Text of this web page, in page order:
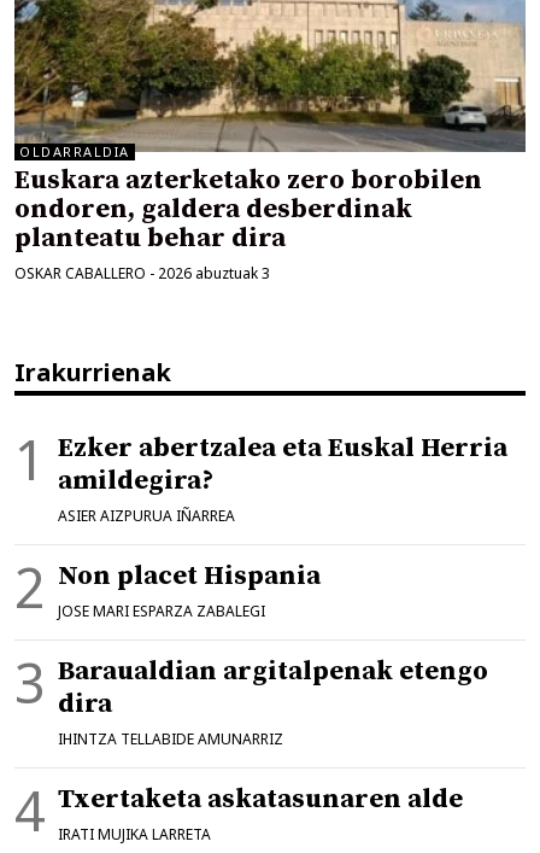
OLDARRALDIA
Euskara azterketako zero borobilen
ondoren, galdera desberdinak
planteatu behar dira
OSKAR CABALLERO - 2026 abuztuak 3
Irakurrienak
Ezker abertzalea eta Euskal Herria
amildegira?
ASIER AIZPURUA IÑARREA
Non placet Hispania
JOSE MARI ESPARZA ZABALEGI
Baraualdian argitalpenak etengo
dira
IHINTZA TELLABIDE AMUNARRIZ
Txertaketa askatasunaren alde
IRATI MUJIKA LARRETA